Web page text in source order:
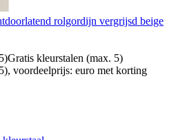
rolgordijn vergrijsd beige
Gratis kleurstalen (max. 5)
voordeelprijs: euro met korting